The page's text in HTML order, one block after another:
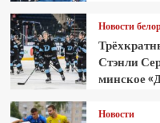
Новости
Стэнли
минское
Новости